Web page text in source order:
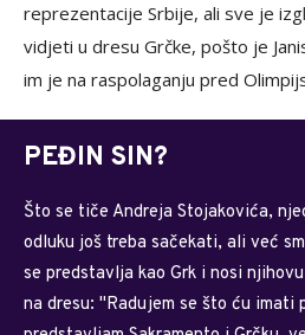
reprezentacije Srbije, ali sve je
vidjeti u dresu Grčke, pošto je
im je na raspolaganju pred
PEĐIN SIN?
Što se tiče Andreja Stojakovića,
odluku još treba sačekati, ali već
se predstavlja kao Grk i nosi
na dresu: "Radujem se što ću imati